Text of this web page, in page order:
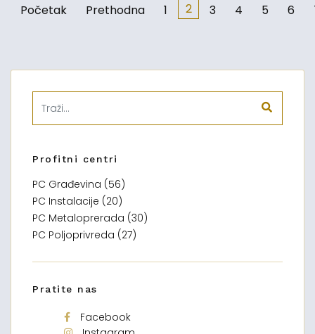
Početak Prethodna 1 2 3 4 5 6
Profitni centri
PC Građevina (56)
PC Instalacije (20)
PC Metaloprerada (30)
PC Poljoprivreda (27)
Pratite nas
Facebook